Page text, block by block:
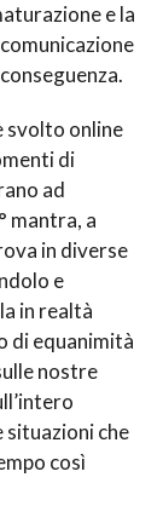
e la
svolto online
di
ad
mantra, a
in diverse
e
in realtà
di equanimità
nostre
situazioni che
così